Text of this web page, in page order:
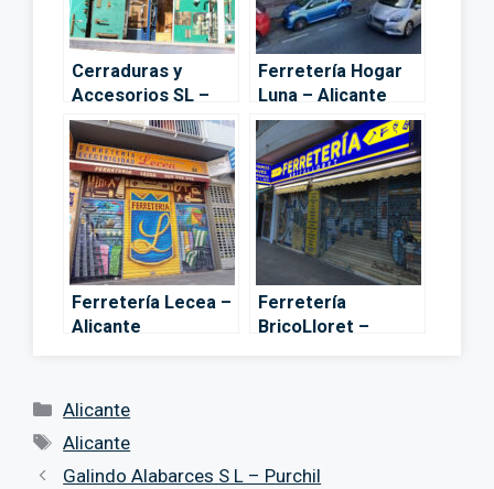
Cerraduras y
Accesorios SL –
Alicante
Ferretería Hogar
Luna – Alicante
Ferretería Lecea –
Alicante
Ferretería
BricoLloret –
Categorías
Alicante
Etiquetas
Alicante
Galindo Alabarces S L – Purchil